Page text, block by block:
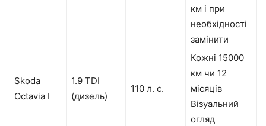
км і при
необхідності
замінити
Skoda
Octavia I
1.9 TDI
(дизель)
110 л. с.
Кожні 15000
км чи 12
місяців
Візуальний
огляд